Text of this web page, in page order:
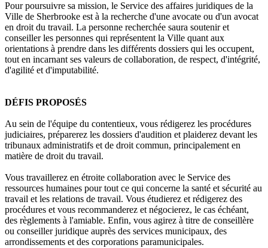
Pour poursuivre sa mission, le Service des affaires juridiques de la
Ville de Sherbrooke est à la recherche d'une avocate ou d'un avocat
en droit du travail. La personne recherchée saura soutenir et
conseiller les personnes qui représentent la Ville quant aux
orientations à prendre dans les différents dossiers qui les occupent,
tout en incarnant ses valeurs de collaboration, de respect, d'intégrité,
d'agilité et d'imputabilité.
DÉFIS PROPOSÉS
Au sein de l'équipe du contentieux, vous rédigerez les procédures
judiciaires, préparerez les dossiers d'audition et plaiderez devant les
tribunaux administratifs et de droit commun, principalement en
matière de droit du travail.
Vous travaillerez en étroite collaboration avec le Service des
ressources humaines pour tout ce qui concerne la santé et sécurité au
travail et les relations de travail. Vous étudierez et rédigerez des
procédures et vous recommanderez et négocierez, le cas échéant,
des règlements à l'amiable. Enfin, vous agirez à titre de conseillère
ou conseiller juridique auprès des services municipaux, des
arrondissements et des corporations paramunicipales.